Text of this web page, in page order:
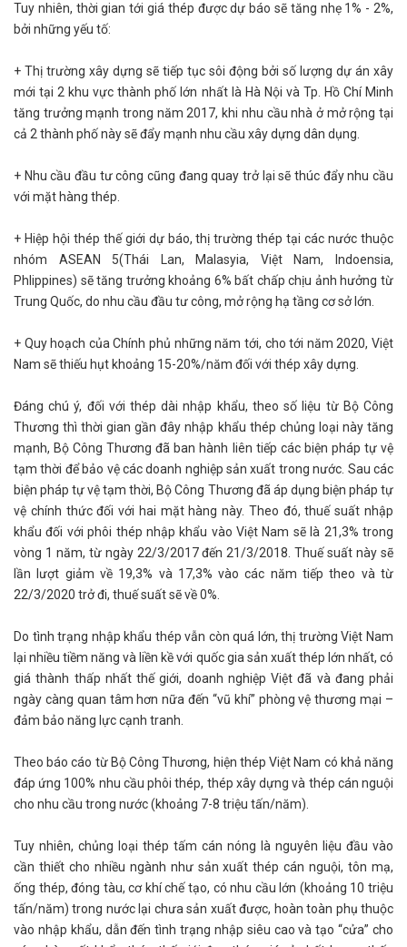
Tuy nhiên, thời gian tới giá thép được dự báo sẽ tăng nhẹ 1% - 2%,
bởi những yếu tố:
+ Thị trường xây dựng sẽ tiếp tục sôi động bởi số lượng dự án xây
mới tại 2 khu vực thành phố lớn nhất là Hà Nội và Tp. Hồ Chí Minh
tăng trưởng mạnh trong năm 2017, khi nhu cầu nhà ở mở rộng tại
cả 2 thành phố này sẽ đẩy mạnh nhu cầu xây dựng dân dụng.
+ Nhu cầu đầu tư công cũng đang quay trở lại sẽ thúc đẩy nhu cầu
với mặt hàng thép.
+ Hiệp hội thép thế giới dự báo, thị trường thép tại các nước thuộc
nhóm ASEAN 5(Thái Lan, Malasyia, Việt Nam, Indoensia,
Phlippines) sẽ tăng trưởng khoảng 6% bất chấp chịu ảnh hưởng từ
Trung Quốc, do nhu cầu đầu tư công, mở rộng hạ tầng cơ sở lớn.
+ Quy hoạch của Chính phủ những năm tới, cho tới năm 2020, Việt
Nam sẽ thiếu hụt khoảng 15-20%/năm đối với thép xây dựng.
Đáng chú ý, đối với thép dài nhập khẩu, theo số liệu từ Bộ Công
Thương thì thời gian gần đây nhập khẩu thép chủng loại này tăng
mạnh, Bộ Công Thương đã ban hành liên tiếp các biện pháp tự vệ
tạm thời để bảo vệ các doanh nghiệp sản xuất trong nước. Sau các
biện pháp tự vệ tạm thời, Bộ Công Thương đã áp dụng biện pháp tự
vệ chính thức đối với hai mặt hàng này. Theo đó, thuế suất nhập
khẩu đối với phôi thép nhập khẩu vào Việt Nam sẽ là 21,3% trong
vòng 1 năm, từ ngày 22/3/2017 đến 21/3/2018. Thuế suất này sẽ
lần lượt giảm về 19,3% và 17,3% vào các năm tiếp theo và từ
22/3/2020 trở đi, thuế suất sẽ về 0%.
Do tình trạng nhập khẩu thép vẫn còn quá lớn, thị trường Việt Nam
lại nhiều tiềm năng và liền kề với quốc gia sản xuất thép lớn nhất, có
giá thành thấp nhất thế giới, doanh nghiệp Việt đã và đang phải
ngày càng quan tâm hơn nữa đến “vũ khí” phòng vệ thương mại –
đảm bảo năng lực cạnh tranh.
Theo báo cáo từ Bộ Công Thương, hiện thép Việt Nam có khả năng
đáp ứng 100% nhu cầu phôi thép, thép xây dựng và thép cán nguội
cho nhu cầu trong nước (khoảng 7-8 triệu tấn/năm).
Tuy nhiên, chủng loại thép tấm cán nóng là nguyên liệu đầu vào
cần thiết cho nhiều ngành như sản xuất thép cán nguội, tôn mạ,
ống thép, đóng tàu, cơ khí chế tạo, có nhu cầu lớn (khoảng 10 triệu
tấn/năm) trong nước lại chưa sản xuất được, hoàn toàn phụ thuộc
vào nhập khẩu, dẫn đến tình trạng nhập siêu cao và tạo “cửa” cho